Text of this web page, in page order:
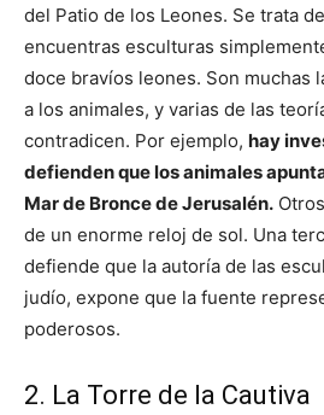
del Patio de los Leones. Se trata
encuentras esculturas
doce bravíos leones. Son muchas
a los animales, y varias de las
contradicen. Por ejemplo, hay
defienden que los animales
Mar de Bronce de Jerusalén.
de un enorme reloj de sol. Una
defiende que la autoría de las
judío, expone que la fuente
poderosos.
2. La Torre de la Cautiva